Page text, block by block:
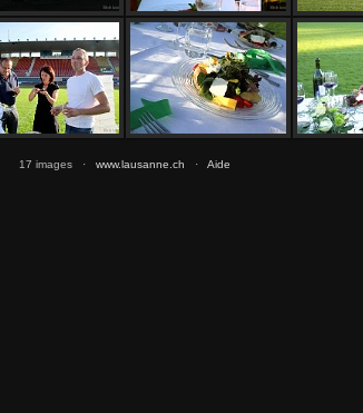
17 images · www.lausanne.ch · Aide